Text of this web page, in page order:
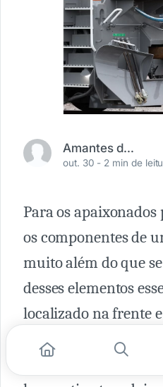
Amantes da Ferrovia
out. 30 - 2 min de
Para os
os componentes de
muito além do que
desses elementos
localizado na frente
locomotiva, onde as